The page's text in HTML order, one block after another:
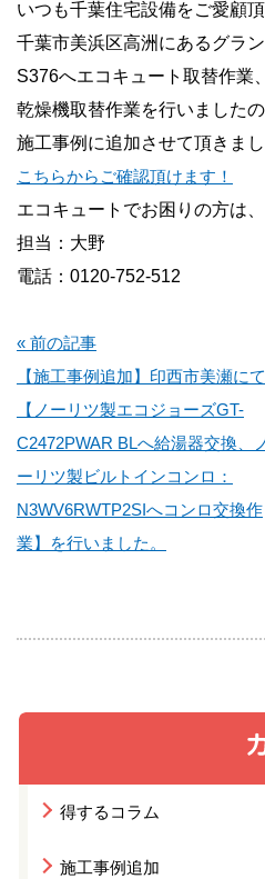
得するコラム
施工事例追加
いつも千葉住宅設備をご愛顧
千葉市美浜区高洲にあるグラ
S376へエコキュート取替作業
乾燥機取替作業を行いましたの
施工事例に追加させて頂きまし
こちらからご確認頂けます！
エコキュートでお困りの方は
担当：大野
電話：0120-752-512
« 前の記事
【施工事例追加】印西市美瀬にて
【ノーリツ製エコジョーズGT-
C2472PWAR BLへ給湯器交換、
ーリツ製ビルトインコンロ：
N3WV6RWTP2SIへコンロ交換作
業】を行いました。